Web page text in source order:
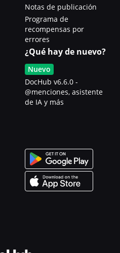
Notas de publicación
Programa de
recompensas por
errores
¿Qué hay de nuevo?
Nuevo
DocHub v6.6.0 -
@menciones, asistente
de IA y más